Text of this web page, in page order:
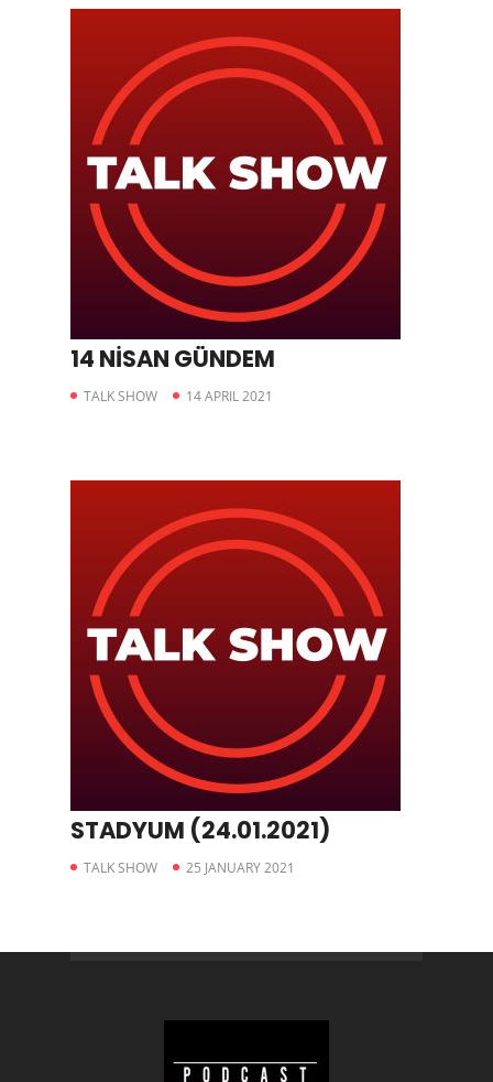
14 NİSAN GÜNDEM
TALK SHOW 14 APRIL 2021
STADYUM (24.01.2021)
TALK SHOW 25 JANUARY 2021